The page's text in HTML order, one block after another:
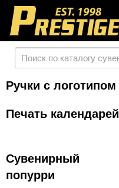
Ручки с логотипом
Печать календарей
Сувенирный
попурри